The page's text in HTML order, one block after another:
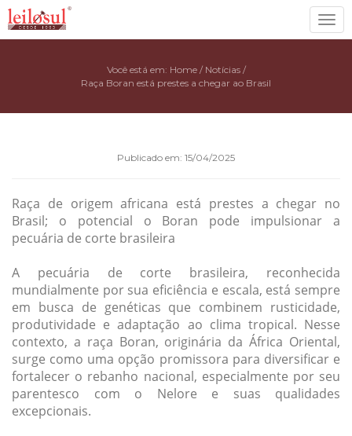
Você está em: Home / Notícias /
Raça Boran está prestes a chegar ao Brasil
Publicado em: 15/04/2025
Raça de origem africana está prestes a chegar no
Brasil; o potencial o Boran pode impulsionar a
pecuária de corte brasileira
A pecuária de corte brasileira, reconhecida
mundialmente por sua eficiência e escala, está sempre
em busca de genéticas que combinem rusticidade,
produtividade e adaptação ao clima tropical. Nesse
contexto, a raça Boran, originária da África Oriental,
surge como uma opção promissora para diversificar e
fortalecer o rebanho nacional, especialmente por seu
parentesco com o Nelore e suas qualidades
excepcionais.